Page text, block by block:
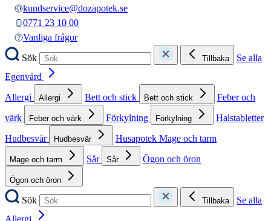
kundservice@dozapotek.se
0771 23 10 00
Vanliga frågor
Sök
Tillbaka
Se alla
Egenvård
Allergi
Allergi Bett och stick Bett och stick
Feber och
värk
Feber och värk Förkylning Förkylning
Halstabletter
Hudbesvär
Hudbesvär Husapotek Mage och tarm
Mage och tarm Sår Sår Ögon och öron
Ögon och öron
Sök Tillbaka
Se alla